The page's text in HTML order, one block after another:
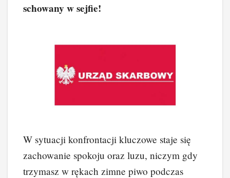
schowany w sejfie!
W sytuacji konfrontacji kluczowe staje się
zachowanie spokoju oraz luzu, niczym gdy
trzymasz w rękach zimne piwo podczas